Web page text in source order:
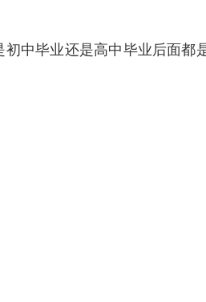
中毕业还是高中毕业后面都